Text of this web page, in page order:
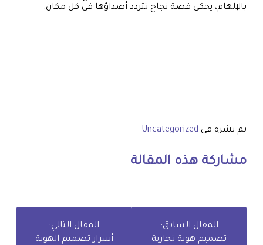
بالإلهام، يحكي قصة نجاح تتردد أصداؤها في كل مكان.
تم نشره في Uncategorized
مشاركة هذه المقالة
المقال السابق:
تصميم هوية تجارية
المقال التالي:
أسرار تصميم الهوية